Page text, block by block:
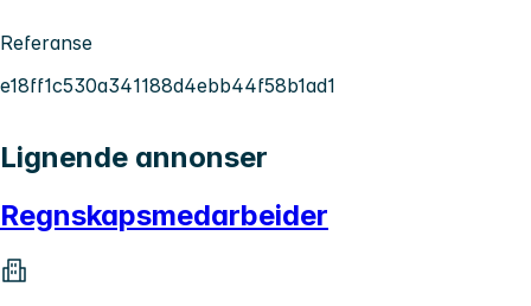
Referanse
e18ff1c530a341188d4ebb44f58b1ad1
Lignende annonser
Regnskapsmedarbeider